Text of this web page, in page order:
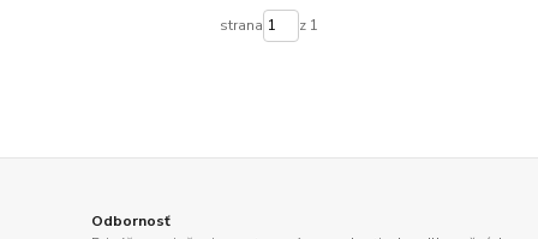
strana z 1
Odbornosť